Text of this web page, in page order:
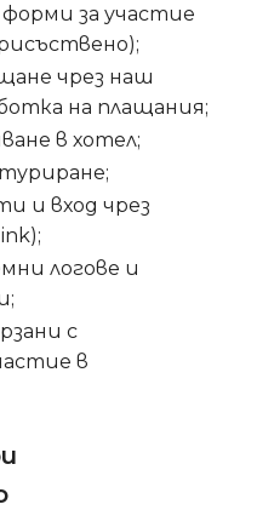
за участие
чрез наш
на плащания;
в хотел;
и вход чрез
логове и
с
в